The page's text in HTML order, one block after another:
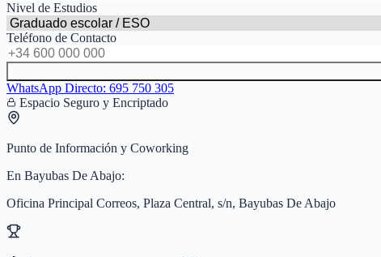
Nivel de Estudios
Teléfono de Contacto
WhatsApp Directo: 695 750 305
Espacio Seguro y Encriptado
Punto de Información y Coworking
En Bayubas De Abajo:
Oficina Principal Correos, Plaza Central, s/n, Bayubas De Abajo